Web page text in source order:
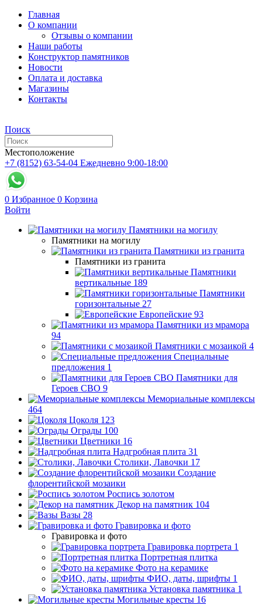
Главная
О компании
Отзывы о компании
Наши работы
Конструктор памятников
Новости
Оплата и доставка
Магазины
Контакты
Поиск
Местоположение
+7 (8152) 63-54-04 Ежедневно 9:00-18:00
0 Избранное 0 Корзина
Войти
Памятники на могилу
Памятники на могилу
Памятники из гранита
Памятники из гранита
Памятники
вертикальные 189
Памятники
горизонтальные 27
Европейские 93
Памятники из мрамора
94
Памятники с мозаикой 4
Специальные
предложения 1
Памятники для
Героев СВО 9
Мемориальные комплексы
464
Цоколя 123
Ограды 100
Цветники 16
Надгробная плита 31
Столики, Лавочки 17
Создание
флорентийской мозаики
Роспись золотом
Декор на памятник 104
Вазы 28
Гравировка и фото
Гравировка и фото
Гравировка портрета 1
Портретная плитка
Фото на керамике
ФИО, даты, шрифты 1
Установка памятника 1
Могильные кресты 16